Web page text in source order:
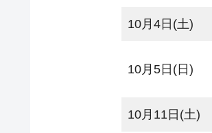
10月4日(土)
10月5日(日)
10月11日(土)